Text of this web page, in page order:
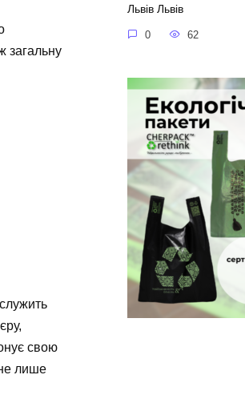
загальну
свою
лише
Львів Львів
0 62